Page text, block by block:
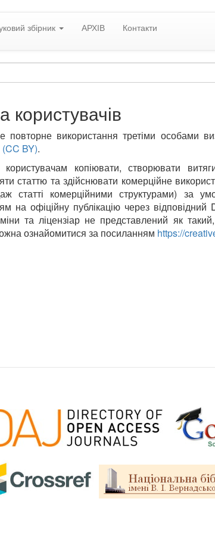
збірник АРХІВ Контакти
користувачів
повторне використання третіми особами
BY).
користувачам копіювати, створювати
статтю та здійснювати комерційне
статті комерційними структурами) за
на офіційну публікацію через
та ліцензіар не представлений як
ознайомитися за посиланням https://